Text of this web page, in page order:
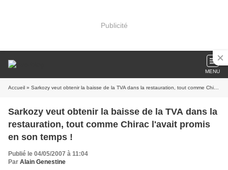
Publicité
MENU
Accueil » Sarkozy veut obtenir la baisse de la TVA dans la restauration, tout comme Chirac l'avait promis en son temps !
Sarkozy veut obtenir la baisse de la TVA dans la
restauration, tout comme Chirac l'avait promis
en son temps !
Publié le 04/05/2007 à 11:04
Par Alain Genestine